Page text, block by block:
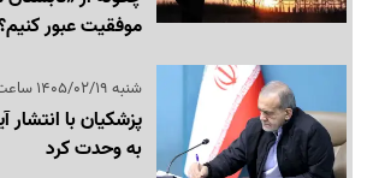
موفقیت عبور
شنبه 1405/02/19 ساعت 22:22
پزشکیان با
به وحدت کرد